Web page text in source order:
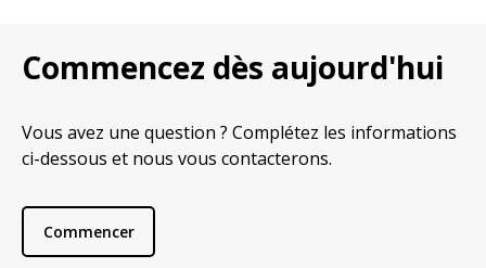
Commencez dès aujourd'hui
Vous avez une question ? Complétez les informations
ci-dessous et nous vous contacterons.
Commencer